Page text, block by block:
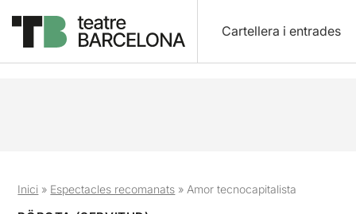
Cartellera i entrades
Inici » Espectacles recomanats » Amor tecnocapitalista